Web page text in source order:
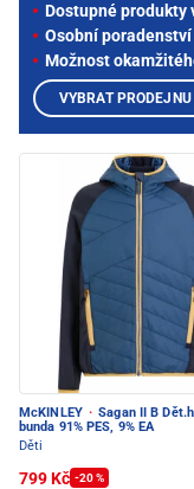
McKINLEY · Sagan II B
bunda 91% PES, 9% EA
Děti
799 Kč -20 %
Dostupné produkty
Osobní
Možnost